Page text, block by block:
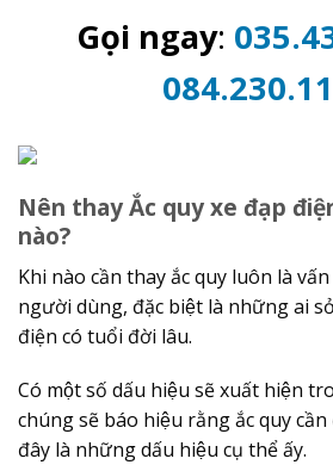
Gọi ngay:
Nên thay Ắc quy xe đạp
nào?
Khi nào cần thay ắc quy luôn là
người dùng, đặc biệt là những ai
điện có tuổi đời lâu.
Có một số dấu hiệu sẽ xuất hiện
chúng sẽ báo hiệu rằng ắc quy
đây là những dấu hiệu cụ thể ấy.